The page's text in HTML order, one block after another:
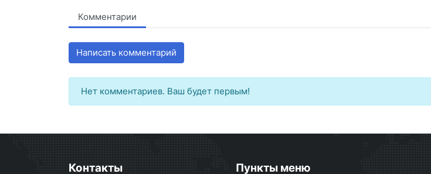
Комментарии
Написать комментарий
Нет комментариев. Ваш будет первым!
Контакты Пункты меню